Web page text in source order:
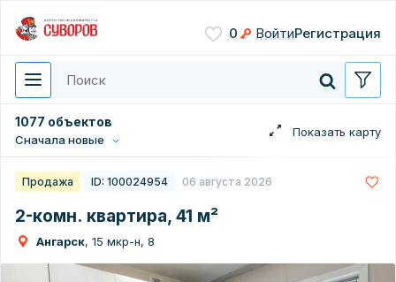
0 ВойтиРегистрация
1077 объектов
Сначала новые
Продажа ID: 100024954 06 августа 2026
2-комн. квартира, 41 м²
Ангарск, 15 мкр-н, 8
Введите цифры с картинки
Нажимая кнопку, вы даете
согласие на обработку
персональных данных